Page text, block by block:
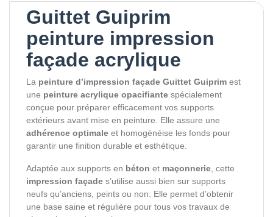
Guittet Guiprim
peinture impression
façade acrylique
La peinture d’impression façade Guittet Guiprim est
une peinture acrylique opacifiante spécialement
conçue pour préparer efficacement vos supports
extérieurs avant mise en peinture. Elle assure une
adhérence optimale et homogénéise les fonds pour
garantir une finition durable et esthétique.
Adaptée aux supports en béton et maçonnerie, cette
impression façade s’utilise aussi bien sur supports
neufs qu’anciens, peints ou non. Elle permet d’obtenir
une base saine et régulière pour tous vos travaux de